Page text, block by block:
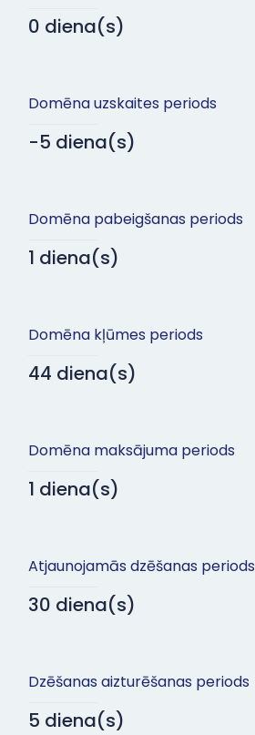
0 diena(s)
Domēna uzskaites periods
-5 diena(s)
Domēna pabeigšanas periods
1 diena(s)
Domēna kļūmes periods
44 diena(s)
Domēna maksājuma periods
1 diena(s)
Atjaunojamās dzēšanas periods
30 diena(s)
Dzēšanas aizturēšanas periods
5 diena(s)